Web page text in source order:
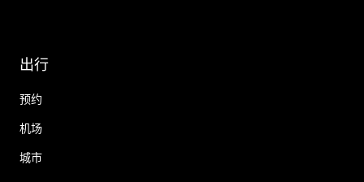
出行
预约
机场
城市